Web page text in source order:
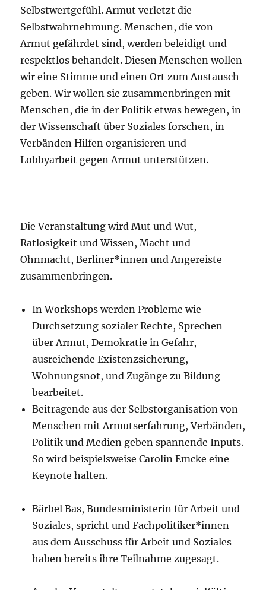
Selbstwertgefühl. Armut verletzt die
Selbstwahrnehmung. Menschen, die von
Armut gefährdet sind, werden beleidigt und
respektlos behandelt. Diesen Menschen wollen
wir eine Stimme und einen Ort zum Austausch
geben. Wir wollen sie zusammenbringen mit
Menschen, die in der Politik etwas bewegen, in
der Wissenschaft über Soziales forschen, in
Verbänden Hilfen organisieren und
Lobbyarbeit gegen Armut unterstützen.
Die Veranstaltung wird Mut und Wut,
Ratlosigkeit und Wissen, Macht und
Ohnmacht, Berliner*innen und Angereiste
zusammenbringen.
In Workshops werden Probleme wie
Durchsetzung sozialer Rechte, Sprechen
über Armut, Demokratie in Gefahr,
ausreichende Existenzsicherung,
Wohnungsnot, und Zugänge zu Bildung
bearbeitet.
Beitragende aus der Selbstorganisation von
Menschen mit Armutserfahrung, Verbänden,
Politik und Medien geben spannende Inputs.
So wird beispielsweise Carolin Emcke eine
Keynote halten.
Bärbel Bas, Bundesministerin für Arbeit und
Soziales, spricht und Fachpolitiker*innen
aus dem Ausschuss für Arbeit und Soziales
haben bereits ihre Teilnahme zugesagt.